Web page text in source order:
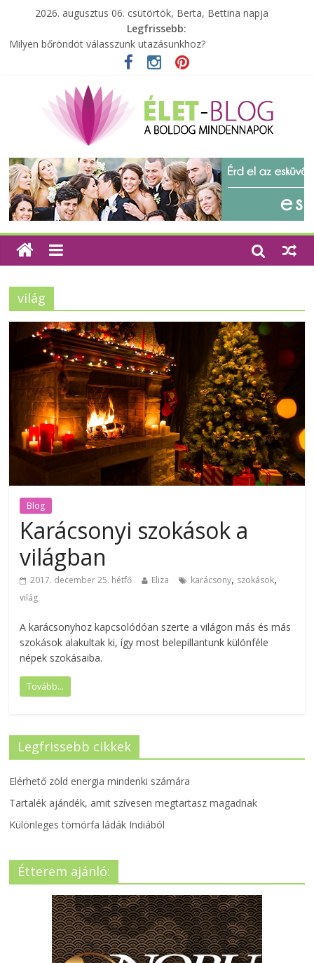
2026. augusztus 06. csütörtök, Berta, Bettina napja
Legfrissebb:
Milyen bőröndöt válasszunk utazásunkhoz?
Elérhető zöld energia mindenki számára
Különleges tömörfa ládák Indiából
A zöld forradalom: A mosó- és parfümtermékek környezetbarát
szempontjainak erősítése
világ
Blog
Karácsonyi szokások a
világban
2017. december 25. hétfő Eliza karácsony, szokások,
világ
A karácsonyhoz kapcsolódóan szerte a világon más és más
szokások alakultak ki, így most belepillantunk különféle
népek szokásaiba.
Tovább...
Legfrissebb cikkek
Elérhető zöld energia mindenki számára
Tartalék ajándék, amit szívesen megtartasz magadnak
Különleges tömörfa ládák Indiából
Étterem ajánló: